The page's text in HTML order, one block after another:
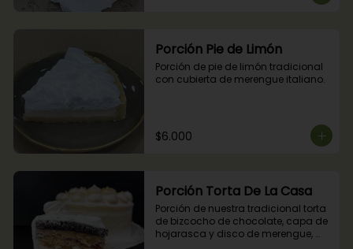
Porción Pie de Limón
Porción de pie de limón tradicional
con cubierta de merengue italiano.
$6.000
Porción Torta De La Casa
Porción de nuestra tradicional torta
de bizcocho de chocolate, capa de
hojarasca y disco de merengue,